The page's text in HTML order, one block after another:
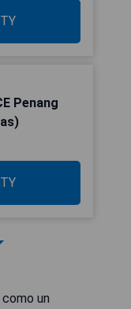
Penang
un